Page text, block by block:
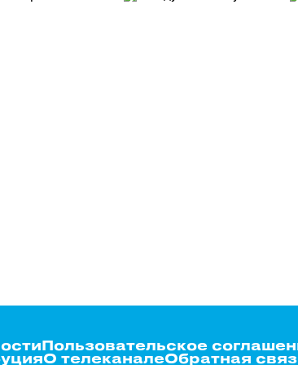
Пользовательское
О телеканалеОбратная